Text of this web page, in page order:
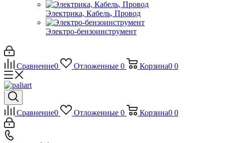
Электрика, Кабель, Провод
Электро-бензоинструмент
Сравнение0 Отложенные 0 Корзина0 0
Сравнение0 Отложенные 0 Корзина0 0